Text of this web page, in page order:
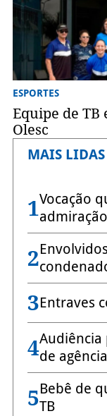
ESPORTES
Equipe de TB
Olesc
MAIS LIDAS
1Vocação
admiração
2
3Entraves
4de
5Bebê de
TB